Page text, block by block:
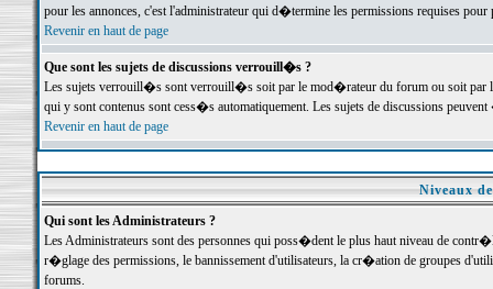
pour les annonces, c'est l'administrateur qui d�termine les permissions requises pour
Revenir en haut de page
Que sont les sujets de discussions verrouill�s ?
Les sujets verrouill�s sont verrouill�s soit par le mod�rateur du forum ou soit par
qui y sont contenus sont cess�s automatiquement. Les sujets de discussions
Revenir en haut de page
Niveaux
Qui sont les Administrateurs ?
Les Administrateurs sont des personnes qui poss�dent le plus haut niveau de
r�glage des permissions, le bannissement d'utilisateurs, la cr�ation de groupes
forums.